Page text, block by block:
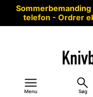
telefon - Ordrer
Menu Søg